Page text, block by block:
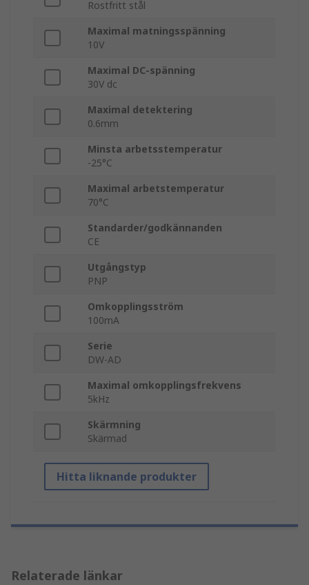
Rostfritt stål
Maximal matningsspänning
10V
Maximal DC-spänning
30V dc
Maximal detektering
0.6mm
Minsta arbetsstemperatur
-25°C
Maximal arbetstemperatur
70°C
Standarder/godkännanden
CE
Utgångstyp
PNP
Omkopplingsström
100mA
Serie
DW-AD
Maximal omkopplingsfrekvens
5kHz
Skärmning
Skärmad
Hitta liknande produkter
Relaterade länkar